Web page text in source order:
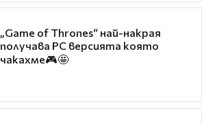
„Game of Thrones“ най-накрая
получава PC версията която
чакахме🎮🤩